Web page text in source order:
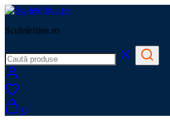
Sculeieftine.ro
0